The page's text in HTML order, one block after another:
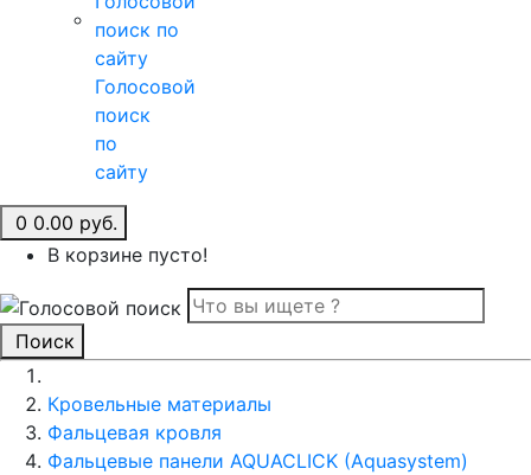
Голосовой
поиск
по
сайту
0 0.00 руб.
В корзине пусто!
Поиск
Кровельные материалы
Фальцевая кровля
Фальцевые панели AQUACLICK (Aquasystem)